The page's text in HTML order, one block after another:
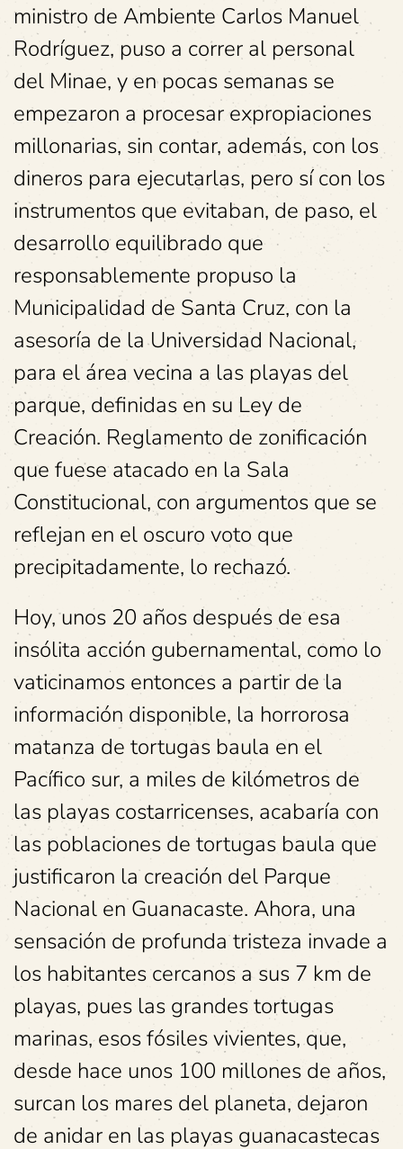
ministro de Ambiente Carlos Manuel
Rodríguez, puso a correr al personal
del Minae, y en pocas semanas se
empezaron a procesar expropiaciones
millonarias, sin contar, además, con los
dineros para ejecutarlas, pero sí con los
instrumentos que evitaban, de paso, el
desarrollo equilibrado que
responsablemente propuso la
Municipalidad de Santa Cruz, con la
asesoría de la Universidad Nacional,
para el área vecina a las playas del
parque, definidas en su Ley de
Creación. Reglamento de zonificación
que fuese atacado en la Sala
Constitucional, con argumentos que se
reflejan en el oscuro voto que
precipitadamente, lo rechazó.
Hoy, unos 20 años después de esa
insólita acción gubernamental, como lo
vaticinamos entonces a partir de la
información disponible, la horrorosa
matanza de tortugas baula en el
Pacífico sur, a miles de kilómetros de
las playas costarricenses, acabaría con
las poblaciones de tortugas baula que
justificaron la creación del Parque
Nacional en Guanacaste. Ahora, una
sensación de profunda tristeza invade a
los habitantes cercanos a sus 7 km de
playas, pues las grandes tortugas
marinas, esos fósiles vivientes, que,
desde hace unos 100 millones de años,
surcan los mares del planeta, dejaron
de anidar en las playas guanacastecas